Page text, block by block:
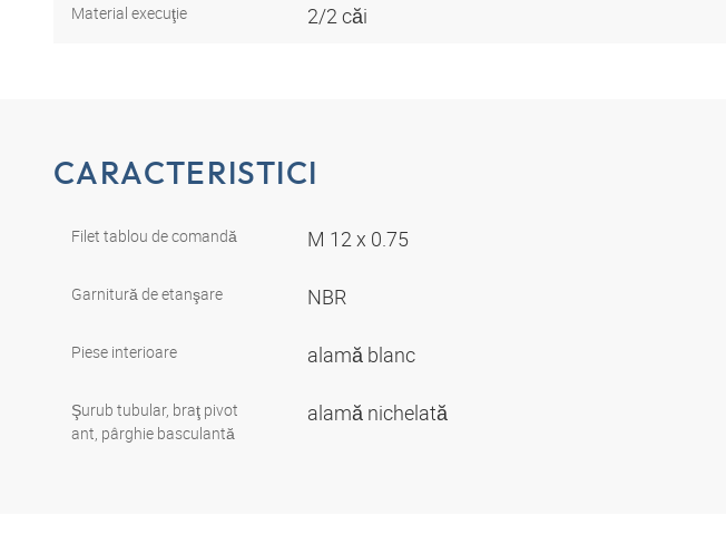
Material execuţie 2/2 căi
CARACTERISTICI
Filet tablou de comandă M 12 x 0.75
Garnitură de etanşare NBR
Piese interioare alamă blanc
Şurub tubular, braţ pivot
ant, pârghie basculantă
alamă nichelată